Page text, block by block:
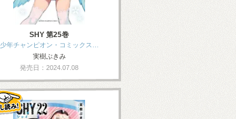
SHY 第25巻
少年チャンピオン・コミックス…
実樹ぶきみ
発売日：2024.07.08